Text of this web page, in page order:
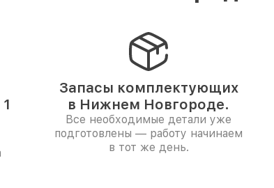
Запасы комплектующих
в Нижнем Новгороде.
Все необходимые детали уже
подготовлены — работу начинаем
в тот же день.